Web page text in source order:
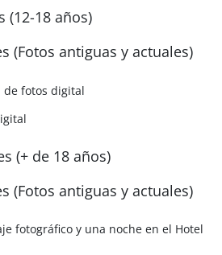
(12-18 años)
(Fotos antiguas y actuales)
de fotos digital
(+ de 18 años)
(Fotos antiguas y actuales)
fotográfico y una noche en el Hotel